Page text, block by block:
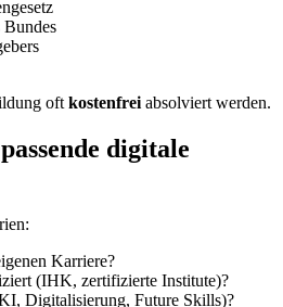
Bundes
oft kostenfrei absolviert werden.
digitale
Karriere?
(IHK, zertifizierte Institute)?
Digitalisierung, Future Skills)?